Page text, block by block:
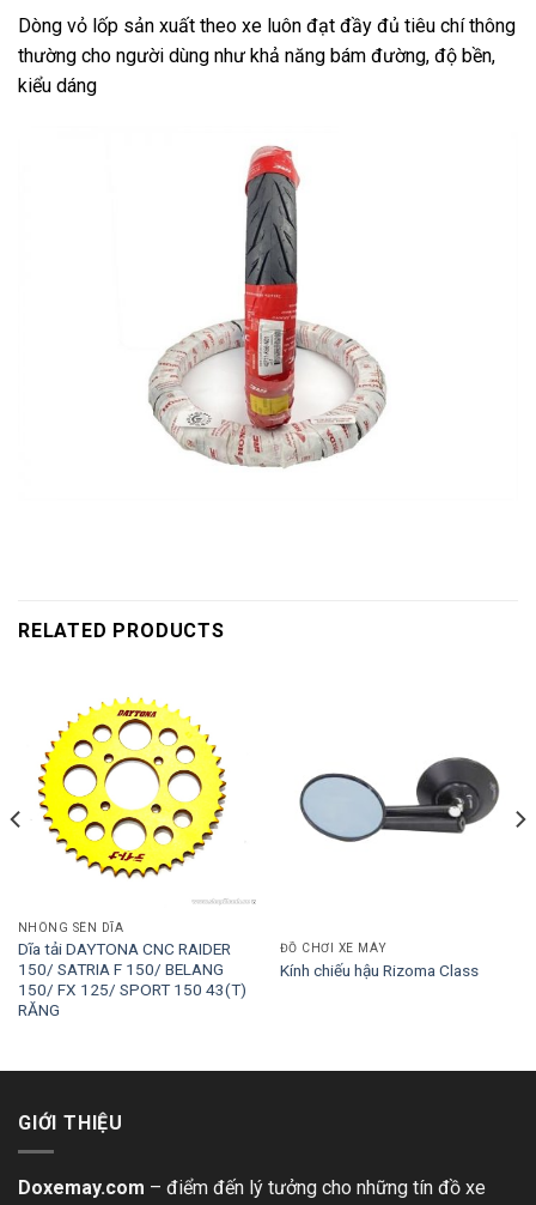
Dòng vỏ lốp sản xuất theo xe luôn đạt đầy đủ tiêu chí thông
thường cho người dùng như khả năng bám đường, độ bền,
kiểu dáng
RELATED PRODUCTS
NHÔNG SÊN DĨA
Dĩa tải DAYTONA CNC RAIDER
150/ SATRIA F 150/ BELANG
150/ FX 125/ SPORT 150 43(T)
RĂNG
ĐỒ CHƠI XE MÁY
Kính chiếu hậu Rizoma Class
GIỚI THIỆU
Doxemay.com – điểm đến lý tưởng cho những tín đồ xe